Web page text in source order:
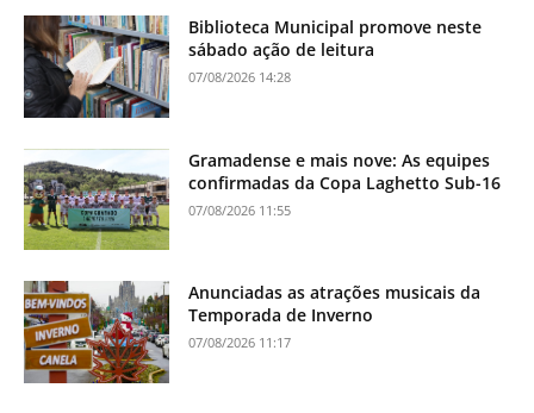
Biblioteca Municipal promove neste
sábado ação de leitura
07/08/2026 14:28
Gramadense e mais nove: As equipes
confirmadas da Copa Laghetto Sub-16
07/08/2026 11:55
Anunciadas as atrações musicais da
Temporada de Inverno
07/08/2026 11:17